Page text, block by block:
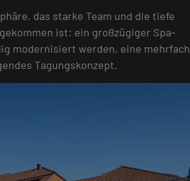
das starke Team und die tiefe
ist: ein großzügiger Spa-
modernisiert werden, eine mehrfach
Tagungskonzept.